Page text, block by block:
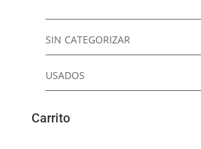
SIN CATEGORIZAR
USADOS
Carrito